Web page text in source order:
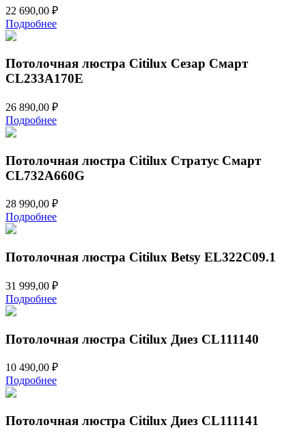
22 690,00 ₽
Подробнее
Потолочная люстра Citilux Сезар Смарт
CL233A170E
26 890,00 ₽
Подробнее
Потолочная люстра Citilux Стратус Смарт
CL732A660G
28 990,00 ₽
Подробнее
Потолочная люстра Citilux Betsy EL322C09.1
31 999,00 ₽
Подробнее
Потолочная люстра Citilux Диез CL111140
10 490,00 ₽
Подробнее
Потолочная люстра Citilux Диез CL111141